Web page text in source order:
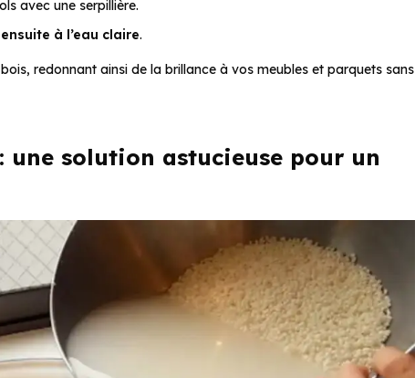
avec une serpillière.
à l’eau claire.
redonnant ainsi de la brillance à vos meubles et parquets sans
une solution astucieuse pour un